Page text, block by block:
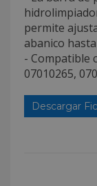
permite
abanico
- Compatible
07010265,
Descargar